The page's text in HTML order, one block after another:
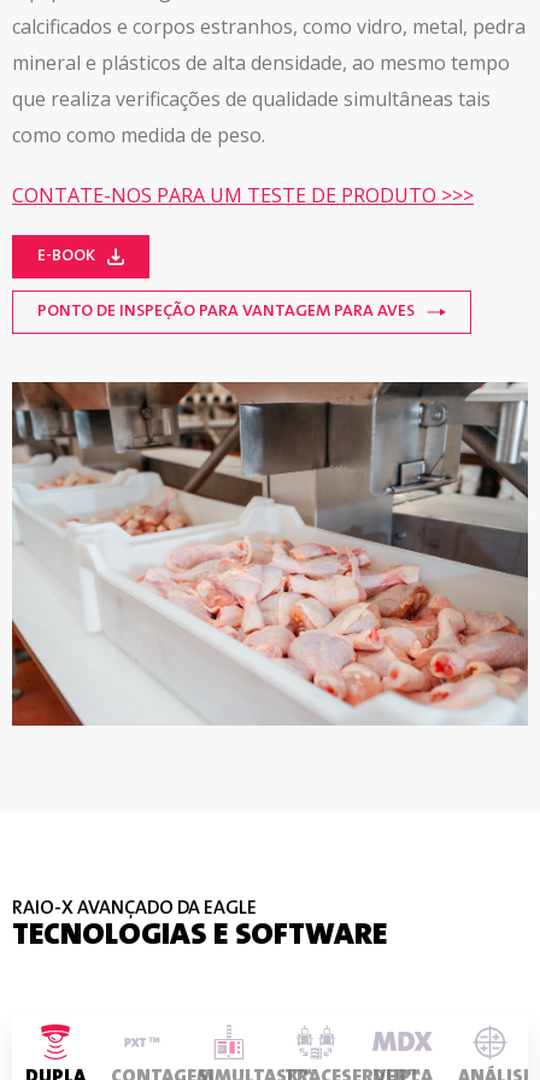
calcificados e corpos estranhos, como vidro, metal, pedra
mineral e plásticos de alta densidade, ao mesmo tempo
que realiza verificações de qualidade simultâneas tais
como como medida de peso.
CONTATE-NOS PARA UM TESTE DE PRODUTO >>>
E-BOOK
PONTO DE INSPEÇÃO PARA VANTAGEM PARA AVES
RAIO-X AVANÇADO DA EAGLE
TECNOLOGIAS E SOFTWARE